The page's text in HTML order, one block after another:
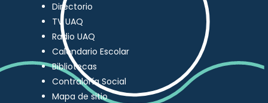
Directorio
TV UAQ
Radio UAQ
Calendario Escolar
Bibliotecas
Contraloría Social
Mapa de sitio